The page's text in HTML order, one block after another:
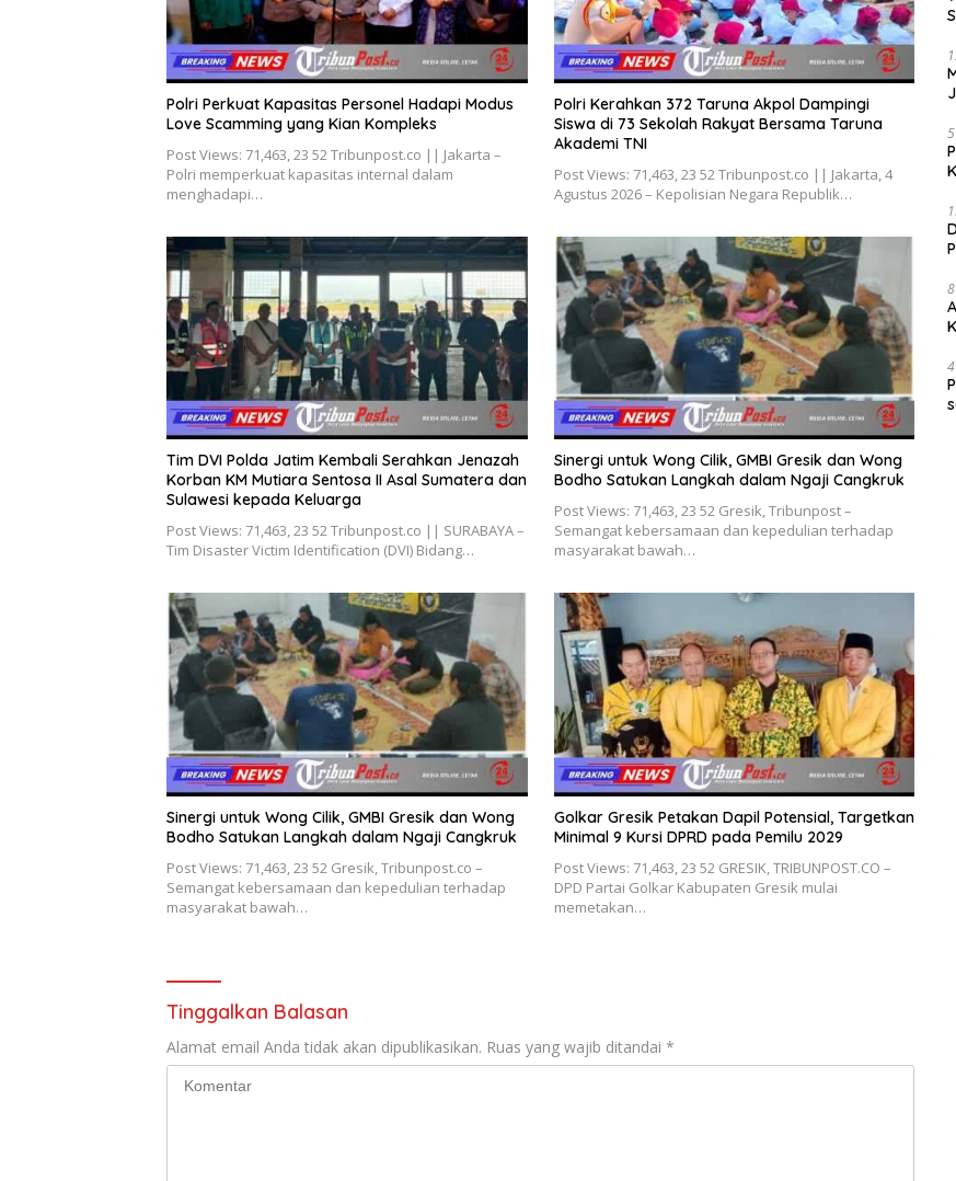
Polri Perkuat Kapasitas Personel Hadapi Modus
Love Scamming yang Kian Kompleks
Post Views: 71,463, 23 52 Tribunpost.co || Jakarta –
Polri memperkuat kapasitas internal dalam
menghadapi…
Polri Kerahkan 372 Taruna Akpol Dampingi
Siswa di 73 Sekolah Rakyat Bersama Taruna
Akademi TNI
Post Views: 71,463, 23 52 Tribunpost.co || Jakarta, 4
Agustus 2026 – Kepolisian Negara Republik…
Tim DVI Polda Jatim Kembali Serahkan Jenazah
Korban KM Mutiara Sentosa II Asal Sumatera dan
Sulawesi kepada Keluarga
Post Views: 71,463, 23 52 Tribunpost.co || SURABAYA –
Tim Disaster Victim Identification (DVI) Bidang…
Sinergi untuk Wong Cilik, GMBI Gresik dan Wong
Bodho Satukan Langkah dalam Ngaji Cangkruk
Post Views: 71,463, 23 52 Gresik, Tribunpost –
Semangat kebersamaan dan kepedulian terhadap
masyarakat bawah…
Sinergi untuk Wong Cilik, GMBI Gresik dan Wong
Bodho Satukan Langkah dalam Ngaji Cangkruk
Post Views: 71,463, 23 52 Gresik, Tribunpost.co –
Semangat kebersamaan dan kepedulian terhadap
masyarakat bawah…
Golkar Gresik Petakan Dapil Potensial, Targetkan
Minimal 9 Kursi DPRD pada Pemilu 2029
Post Views: 71,463, 23 52 GRESIK, TRIBUNPOST.CO –
DPD Partai Golkar Kabupaten Gresik mulai
memetakan…
Tinggalkan Balasan
Alamat email Anda tidak akan dipublikasikan. Ruas yang wajib ditandai *